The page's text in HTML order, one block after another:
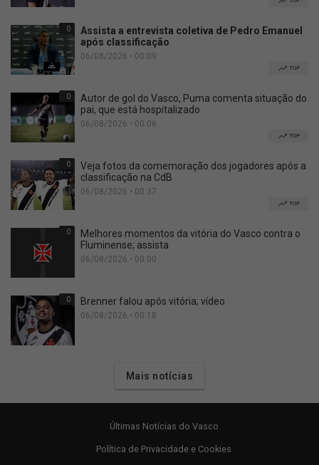
0
Assista a entrevista coletiva de Pedro Emanuel
após classificação
06/08/2026 • 00:09
TOP
0
Autor de gol do Vasco, Puma comenta situação do
pai, que está hospitalizado
06/08/2026 • 00:06
TOP
0
Veja fotos da comemoração dos jogadores após a
classificação na CdB
06/08/2026 • 00:37
TOP
0
Melhores momentos da vitória do Vasco contra o
Fluminense; assista
06/08/2026 • 00:00
0 Brenner falou após vitória; vídeo
06/08/2026 • 00:18
Mais notícias
Últimas Notícias do Vasco
Política de Privacidade e Cookies